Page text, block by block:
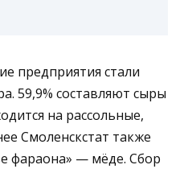
предприятия стали
59,9% составляют сыры
на рассольные,
Смоленскстат также
фараона» — мёде. Сбор